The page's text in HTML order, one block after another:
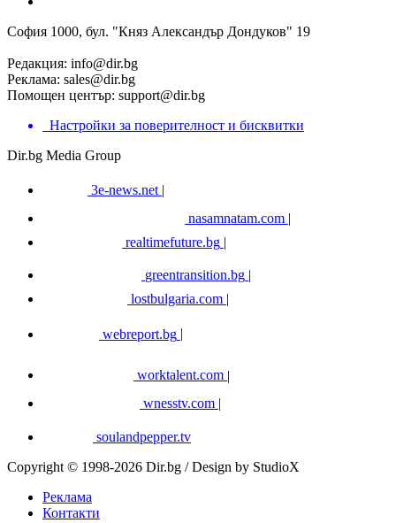
София 1000, бул. "Княз Александър Дондуков" 19
Редакция: info@dir.bg
Реклама: sales@dir.bg
Помощен център: support@dir.bg
Настройки за поверителност и бисквитки
Dir.bg Media Group
3e-news.net |
nasamnatam.com |
realtimefuture.bg |
greentransition.bg |
lostbulgaria.com |
webreport.bg
worktalent.com |
wnesstv.com |
soulandpepper.tv
Copyright © 1998-2026 Dir.bg / Design by StudioX
Реклама
Контакти